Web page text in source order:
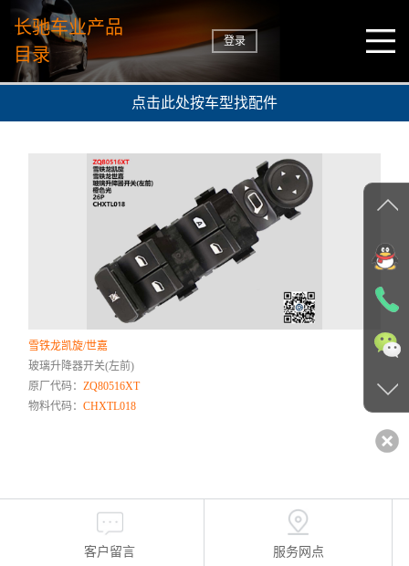
长驰车业产品
目录
登录
点击此处按车型找配件
雪铁龙凯旋/世嘉
玻璃升降器开关(左前)
原厂代码：ZQ80516XT
物料代码：CHXTL018
客户留言 服务网点